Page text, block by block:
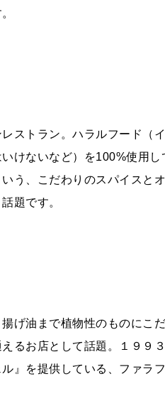
ストラン。ハラルフード（
けないなど）を100%使用
う、こだわりのスパイスと
題です。
げ油まで植物性のものにこ
るお店として話題。１９９
』を提供している、ファラ